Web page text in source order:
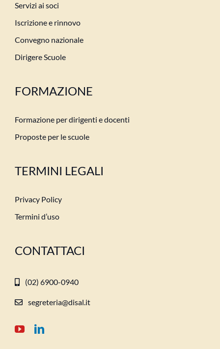
Servizi ai soci
Iscrizione e rinnovo
Convegno nazionale
Dirigere Scuole
FORMAZIONE
Formazione per dirigenti e docenti
Proposte per le scuole
TERMINI LEGALI
Privacy Policy
Termini d’uso
CONTATTACI
(02) 6900-0940
segreteria@disal.it